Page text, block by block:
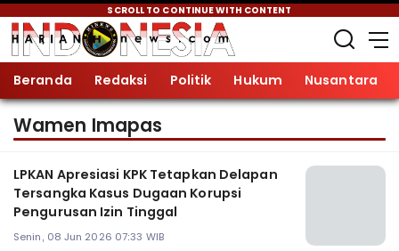
SCROLL TO CONTINUE WITH CONTENT
Beranda Redaksi Politik Hukum Nusantara
Wamen Imapas
LPKAN Apresiasi KPK Tetapkan Delapan
Tersangka Kasus Dugaan Korupsi
Pengurusan Izin Tinggal
Senin, 08 Jun 2026 07:33 WIB